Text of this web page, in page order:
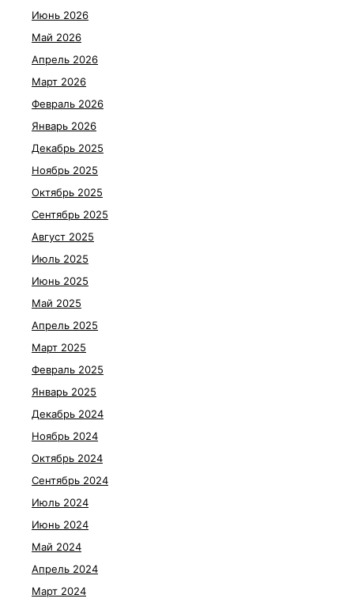
Июнь 2026
Май 2026
Апрель 2026
Март 2026
Февраль 2026
Январь 2026
Декабрь 2025
Ноябрь 2025
Октябрь 2025
Сентябрь 2025
Август 2025
Июль 2025
Июнь 2025
Май 2025
Апрель 2025
Март 2025
Февраль 2025
Январь 2025
Декабрь 2024
Ноябрь 2024
Октябрь 2024
Сентябрь 2024
Июль 2024
Июнь 2024
Май 2024
Апрель 2024
Март 2024